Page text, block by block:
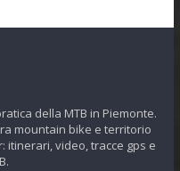
della MTB in Piemonte.
mountain bike e territorio
video, tracce gps e